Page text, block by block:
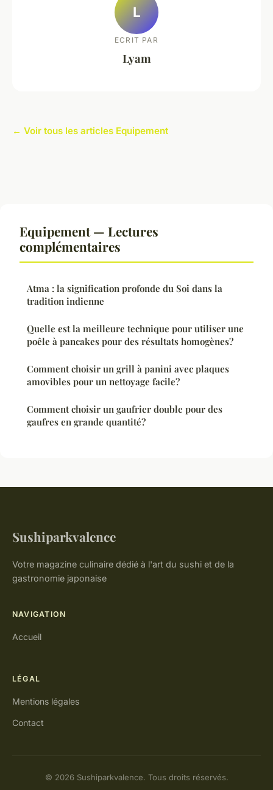
L
ECRIT PAR
Lyam
← Voir tous les articles Equipement
Equipement — Lectures
complémentaires
Atma : la signification profonde du Soi dans la
tradition indienne
Quelle est la meilleure technique pour utiliser une
poêle à pancakes pour des résultats homogènes?
Comment choisir un grill à panini avec plaques
amovibles pour un nettoyage facile?
Comment choisir un gaufrier double pour des
gaufres en grande quantité?
Sushiparkvalence
Votre magazine culinaire dédié à l'art du sushi et de la
gastronomie japonaise
NAVIGATION
Accueil
LÉGAL
Mentions légales
Contact
© 2026 Sushiparkvalence. Tous droits réservés.